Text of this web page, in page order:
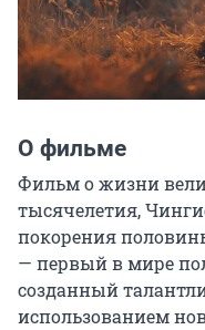
О фильме
Фильм о жизни
тысячелетия,
покорения
— первый в мире
созданный
использованием